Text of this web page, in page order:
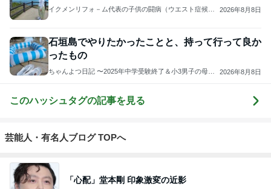
イクメンリフォ－ム代表の子供の闘病（ウエスト症候
2026年8月8日
石垣島でやりたかったことと、持って行って良か
ったもの
ちゃんよつ日記 〜2025年中学受験終了＆小3男子の母
2026年8月8日
このハッシュタグの記事を見る
芸能人・有名人ブログ TOPへ
「心配」堂本剛 印象激変の近影